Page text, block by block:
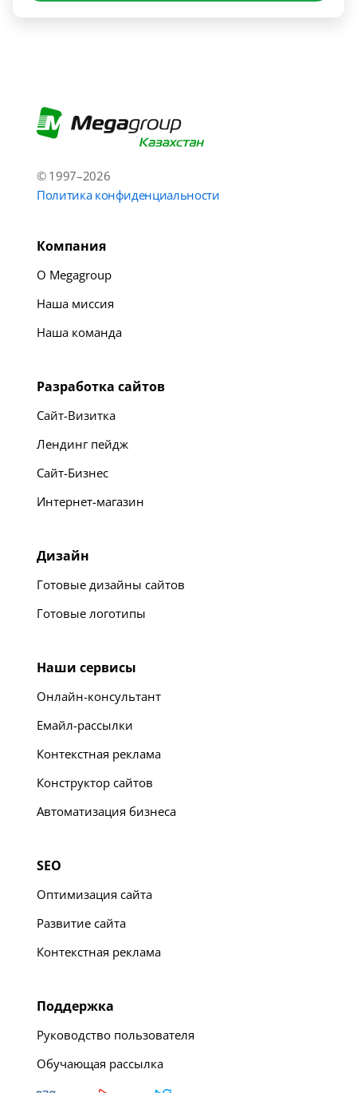
© 1997–2026
Политика конфиденциальности
Компания
О Megagroup
Наша миссия
Наша команда
Разработка сайтов
Сайт-Визитка
Лендинг пейдж
Сайт-Бизнес
Интернет-магазин
Дизайн
Готовые дизайны сайтов
Готовые логотипы
Наши сервисы
Онлайн-консультант
Емайл-рассылки
Контекстная реклама
Конструктор сайтов
Автоматизация бизнеса
SEO
Оптимизация сайта
Развитие сайта
Контекстная реклама
Поддержка
Руководство пользователя
Обучающая рассылка